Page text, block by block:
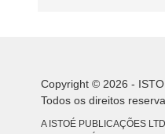
Copyright © 2026 -
Todos os direitos
A ISTOÉ PUBLICAÇÕES